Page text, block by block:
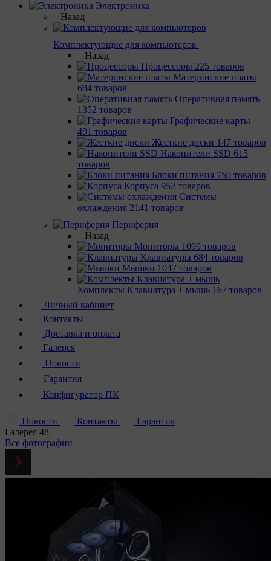
Электроника
Назад
Комплектующие для компьютеров
Назад
Процессоры 225 товаров
Материнcкие платы
684 товаров
Оперативная память
1352 товаров
Графические карты
491 товаров
Жесткие диски 147 товаров
Накопители SSD 615
товаров
Блоки питания 750 товаров
Корпуса 952 товаров
Системы
охлаждения 2141 товаров
Периферия
Назад
Мониторы 1099 товаров
Клавиатуры 684 товаров
Мышки 1047 товаров
Комплекты Клавиатура + мышь 167 товаров
Личный кабинет
Контакты
Доставка и оплата
Галерея
Новости
Гарантия
Конфигуратор ПК
Новости Контакты
Гарантия
Галерея 48
Все фотографии